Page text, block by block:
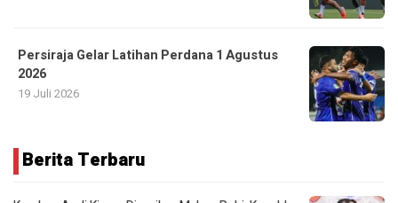
Persiraja Gelar Latihan Perdana 1 Agustus
2026
19 Juli 2026
Berita Terbaru